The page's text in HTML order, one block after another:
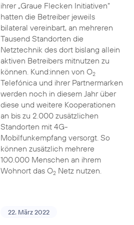
ihrer „Graue Flecken Initiativen“
hatten die Betreiber jeweils
bilateral vereinbart, an mehreren
Tausend Standorten die
Netztechnik des dort bislang allein
aktiven Betreibers mitnutzen zu
können. Kund:innen von O2
Telefónica und ihrer Partnermarken
werden noch in diesem Jahr über
diese und weitere Kooperationen
an bis zu 2.000 zusätzlichen
Standorten mit 4G-
Mobilfunkempfang versorgt. So
können zusätzlich mehrere
100.000 Menschen an ihrem
Wohnort das O2Netz nutzen.
22. März 2022